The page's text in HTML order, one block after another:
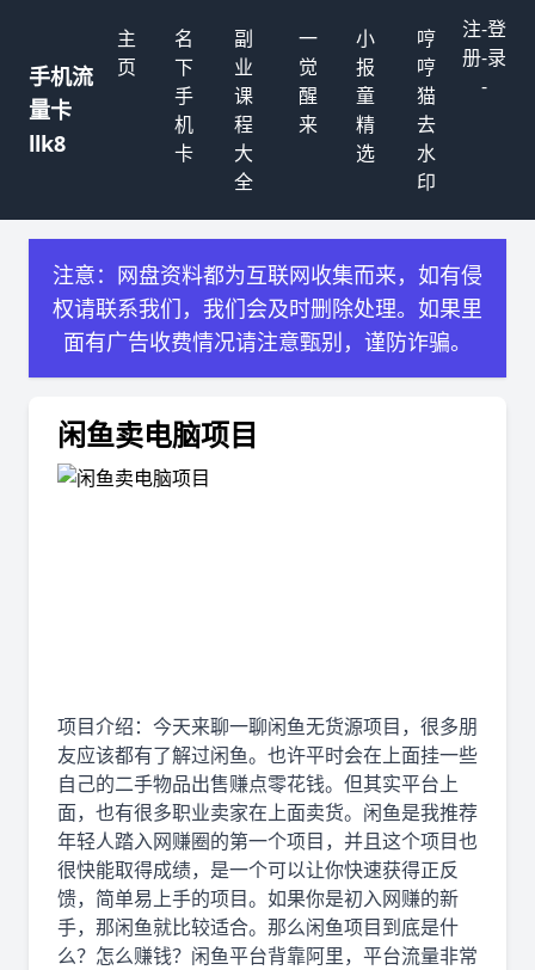
手机流
量卡
llk8
主
页
名
下
手
机
卡
副
业
课
程
大
全
一
觉
醒
来
小
报
童
精
选
哼
哼
猫
去
水
印
注
册
-
-
-
登
录
注意：网盘资料都为互联网收集而来，如有侵
权请联系我们，我们会及时删除处理。如果里
面有广告收费情况请注意甄别，谨防诈骗。
闲鱼卖电脑项目
项目介绍：今天来聊一聊闲鱼无货源项目，很多朋
友应该都有了解过闲鱼。也许平时会在上面挂一些
自己的二手物品出售赚点零花钱。但其实平台上
面，也有很多职业卖家在上面卖货。闲鱼是我推荐
年轻人踏入网赚圈的第一个项目，并且这个项目也
很快能取得成绩，是一个可以让你快速获得正反
馈，简单易上手的项目。如果你是初入网赚的新
手，那闲鱼就比较适合。那么闲鱼项目到底是什
么？怎么赚钱？闲鱼平台背靠阿里，平台流量非常